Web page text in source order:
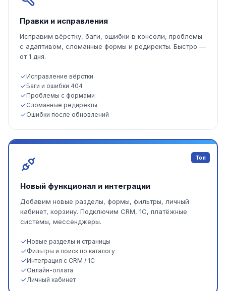
Правки и исправления
Исправим вёрстку, баги, ошибки в консоли, проблемы
с адаптивом, сломанные формы и редиректы. Быстро —
от 1 дня.
Исправление вёрстки
Баги и ошибки 404
Проблемы с формами
Сломанные редиректы
Ошибки после обновлений
Топ
Новый функционал и интеграции
Добавим новые разделы, формы, фильтры, личный
кабинет, корзину. Подключим CRM, 1С, платёжные
системы, мессенджеры.
Новые разделы и страницы
Фильтры и поиск по каталогу
Интеграция с CRM / 1С
Онлайн-оплата
Личный кабинет